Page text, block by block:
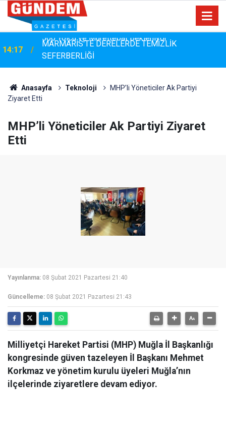
14:17
MARMARİS'TE DERELERDE TEMİZLİK
SEFERBERLİĞİ
Anasayfa Teknoloji
MHP’li Yöneticiler Ak Partiyi
Ziyaret Etti
MHP’li Yöneticiler Ak Partiyi Ziyaret
Etti
Yayınlanma: 08 Şubat 2021 Pazartesi 21:40
Güncelleme: 08 Şubat 2021 Pazartesi 21:43
Milliyetçi Hareket Partisi (MHP) Muğla İl Başkanlığı
kongresinde güven tazeleyen İl Başkanı Mehmet
Korkmaz ve yönetim kurulu üyeleri Muğla’nın
ilçelerinde ziyaretlere devam ediyor.